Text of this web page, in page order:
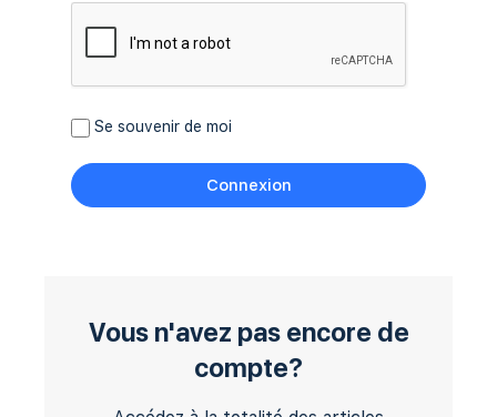
Se souvenir de moi
Vous n'avez pas encore de
compte?